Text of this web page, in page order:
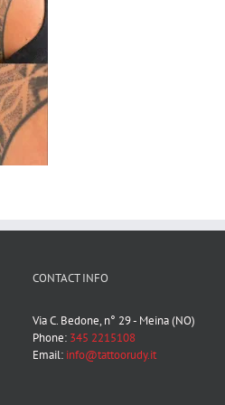
CONTACT INFO
Via C. Bedone, n° 29 - Meina (NO)
Phone: 345 2215108
Email: info@tattoorudy.it